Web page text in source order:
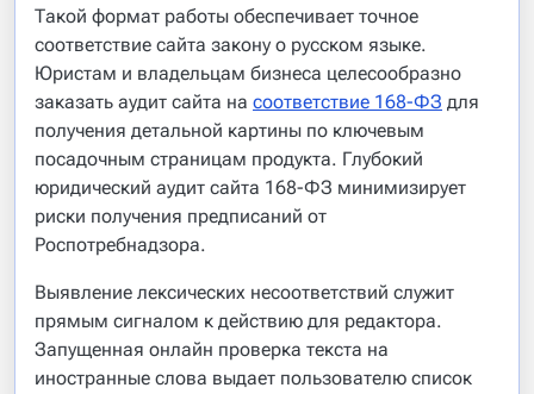
Такой формат работы обеспечивает точное
соответствие сайта закону о русском языке.
Юристам и владельцам бизнеса целесообразно
заказать аудит сайта на соответствие 168-ФЗ для
получения детальной картины по ключевым
посадочным страницам продукта. Глубокий
юридический аудит сайта 168-ФЗ минимизирует
риски получения предписаний от
Роспотребнадзора.
Выявление лексических несоответствий служит
прямым сигналом к действию для редактора.
Запущенная онлайн проверка текста на
иностранные слова выдает пользователю список